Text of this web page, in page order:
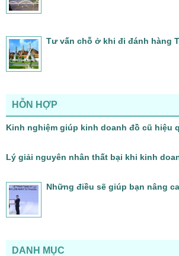
Tư vấn chỗ ở khi đi đánh hàng
HỖN HỢP
Kinh nghiệm giúp kinh doanh đồ cũ hiệu
Lý giải nguyên nhân thất bại khi kinh
Những điều sẽ giúp bạn nâng
DANH MỤC